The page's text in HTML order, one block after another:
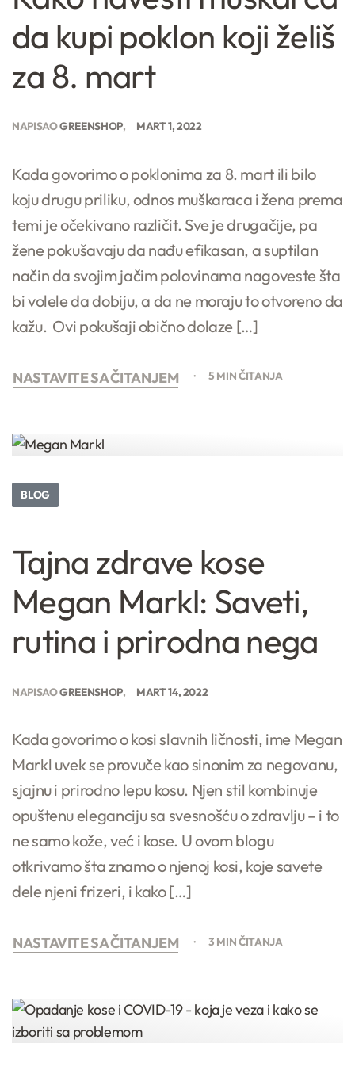
da kupi poklon koji želiš
za 8. mart
NAPISAOGREENSHOP MART 1, 2022
Kada govorimo o poklonima za 8. mart ili bilo
koju drugu priliku, odnos muškaraca i žena prema
temi je očekivano različit. Sve je drugačije, pa
žene pokušavaju da nađu efikasan, a suptilan
način da svojim jačim polovinama nagoveste šta
bi volele da dobiju, a da ne moraju to otvoreno da
kažu. Ovi pokušaji obično dolaze […]
NASTAVITE SA ČITANJEM 5 MIN ČITANJA
BLOG
Tajna zdrave kose
Megan Markl: Saveti,
rutina i prirodna nega
NAPISAOGREENSHOP MART 14, 2022
Kada govorimo o kosi slavnih ličnosti, ime Megan
Markl uvek se provuče kao sinonim za negovanu,
sjajnu i prirodno lepu kosu. Njen stil kombinuje
opuštenu eleganciju sa svesnošću o zdravlju – i to
ne samo kože, već i kose. U ovom blogu
otkrivamo šta znamo o njenoj kosi, koje savete
dele njeni frizeri, i kako […]
NASTAVITE SA ČITANJEM 3 MIN ČITANJA